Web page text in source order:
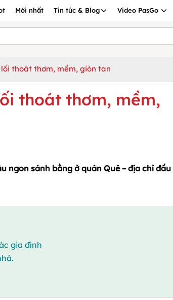
Mới nhất Tin tức & Blog Video PasGo
thoát thơm, mềm, giòn tan
thoát thơm, mềm,
ngon sánh bằng ở quán Quê – địa chỉ đầu
gia đình